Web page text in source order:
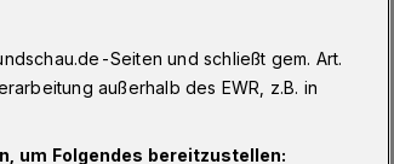
(bisher
der aus dem
Seiten und schließt gem. Art.
außerhalb des EWR, z.B. in
um Folgendes bereitzustellen: